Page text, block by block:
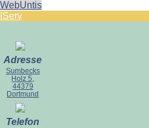
WebUntis
IServ
Adresse
Sumbecks
Holz 5,
44379
Dortmund
Telefon